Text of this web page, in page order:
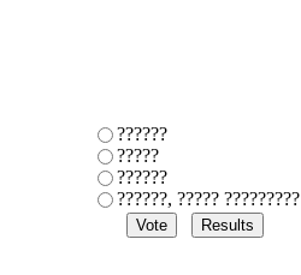
??????
?????
??????
??????, ????? ?????????